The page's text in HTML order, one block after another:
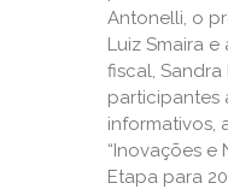
Antonelli, o
Luiz Smaira
fiscal,
participantes
informativos,
“Inovações e
Etapa para